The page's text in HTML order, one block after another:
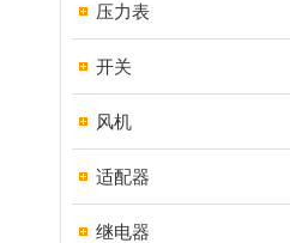
压力表
开关
风机
适配器
继电器